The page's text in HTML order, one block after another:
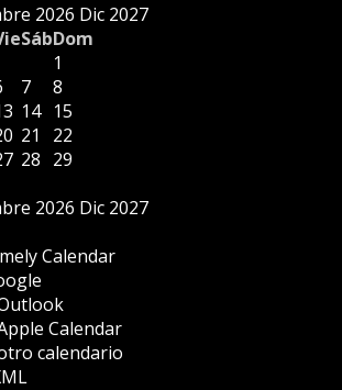
2026 Dic 2027
SábDom
1
7
8
14 15
21
22
28 29
2026 Dic 2027
Calendar
Calendar
calendario